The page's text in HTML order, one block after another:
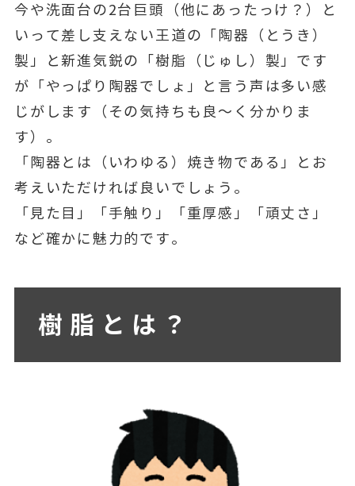
今や洗面台の2台巨頭（他にあったっけ？）と
いって差し支えない王道の「陶器（とうき）
製」と新進気鋭の「樹脂（じゅし）製」です
が「やっぱり陶器でしょ」と言う声は多い感
じがします（その気持ちも良～く分かりま
す）。
「陶器とは（いわゆる）焼き物である」とお
考えいただければ良いでしょう。
「見た目」「手触り」「重厚感」「頑丈さ」
など確かに魅力的です。
樹脂とは？